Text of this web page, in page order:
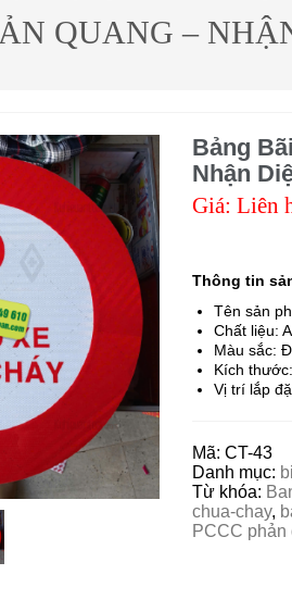
QUANG –
Bảng
Nhận
Giá: Liên
Thông tin
Tên sản
Chất liệu:
Màu sắc:
Kích
Vị trí lắp
Mã:CT-43
Danh mục:
Từ khóa:
chua-chay,
PCCC phản